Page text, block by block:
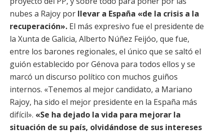
nubes a Rajoy por llevar a España «de la crisis a la
recuperación». El más expresivo fue el presidente de
la Xunta de Galicia, Alberto Núñez Feijóo, que fue,
entre los barones regionales, el único que se saltó el
guión establecido por Génova para todos ellos y se
marcó un discurso político con muchos guiños
internos. «Tenemos al mejor candidato, a Mariano
Rajoy, ha sido el mejor presidente en la España más
difícil». «Se ha dejado la vida para mejorar la
situación de su país, olvidándose de sus intereses